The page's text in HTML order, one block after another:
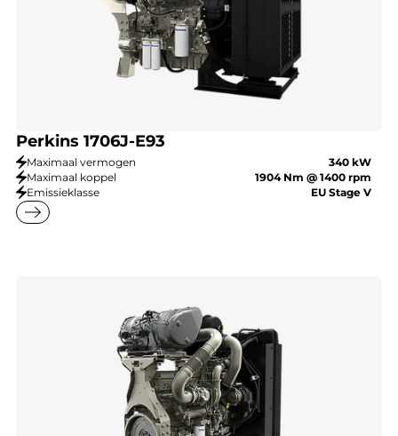
Perkins 1706J-E93
Maximaal vermogen
340 kW
Maximaal koppel
1904 Nm @ 1400 rpm
Emissieklasse
EU Stage V
east